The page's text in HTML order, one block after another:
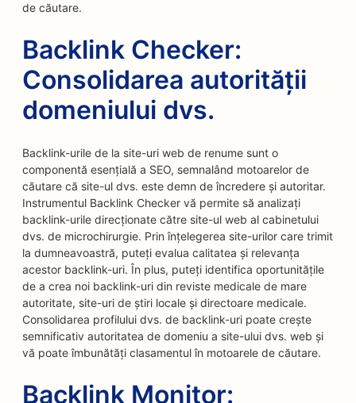
de căutare.
Backlink Checker:
Consolidarea autorității
domeniului dvs.
Backlink-urile de la site-uri web de renume sunt o
componentă esențială a SEO, semnalând motoarelor de
căutare că site-ul dvs. este demn de încredere și autoritar.
Instrumentul Backlink Checker vă permite să analizați
backlink-urile direcționate către site-ul web al cabinetului
dvs. de microchirurgie. Prin înțelegerea site-urilor care trimit
la dumneavoastră, puteți evalua calitatea și relevanța
acestor backlink-uri. În plus, puteți identifica oportunitățile
de a crea noi backlink-uri din reviste medicale de mare
autoritate, site-uri de știri locale și directoare medicale.
Consolidarea profilului dvs. de backlink-uri poate crește
semnificativ autoritatea de domeniu a site-ului dvs. web și
vă poate îmbunătăți clasamentul în motoarele de căutare.
Backlink Monitor: